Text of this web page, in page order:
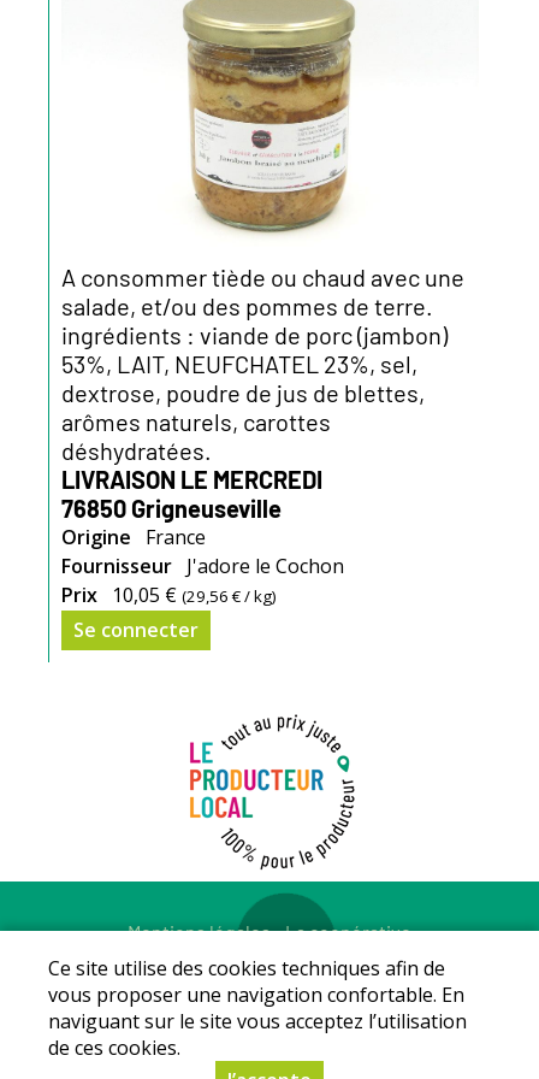
A consommer tiède ou chaud avec une
salade, et/ou des pommes de terre.
ingrédients : viande de porc (jambon)
53%, LAIT, NEUFCHATEL 23%, sel,
dextrose, poudre de jus de blettes,
arômes naturels, carottes
déshydratées.
LIVRAISON LE MERCREDI
76850 Grigneuseville
Origine
France
Fournisseur J'adore le Cochon
Prix
10,05 € (29,56 €/ kg)
Se connecter
Mentions légales-La coopérative
© Copyright 2026 - LE PRODUCTEUR LOCAL - Tous droits
réservés - Conception :Sarl Dynapse
Ce site utilise des cookies techniques afin de
vous proposer une navigation confortable. En
naviguant sur le site vous acceptez l’utilisation
de ces cookies.